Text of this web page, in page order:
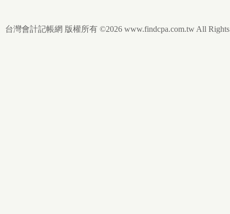
台灣會計記帳網 版權所有 ©2026 www.findcpa.com.tw All Rights